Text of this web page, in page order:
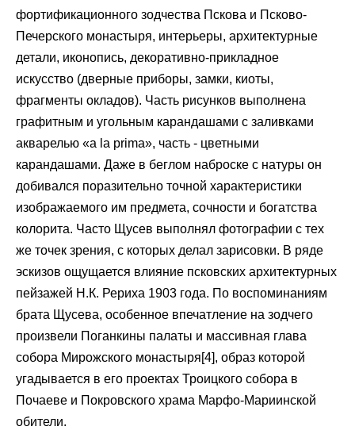
фортификационного зодчества Пскова и Псково-
Печерского монастыря, интерьеры, архитектурные
детали, иконопись, декоративно-прикладное
искусство (дверные приборы, замки, киоты,
фрагменты окладов). Часть рисунков выполнена
графитным и угольным карандашами с заливками
акварелью «a la prima», часть - цветными
карандашами. Даже в беглом наброске с натуры он
добивался поразительно точной характеристики
изображаемого им предмета, сочности и богатства
колорита. Часто Щусев выполнял фотографии с тех
же точек зрения, с которых делал зарисовки. В ряде
эскизов ощущается влияние псковских архитектурных
пейзажей Н.К. Рериха 1903 года. По воспоминаниям
брата Щусева, особенное впечатление на зодчего
произвели Поганкины палаты и массивная глава
собора Мирожского монастыря[4], образ которой
угадывается в его проектах Троицкого собора в
Почаеве и Покровского храма Марфо-Мариинской
обители.